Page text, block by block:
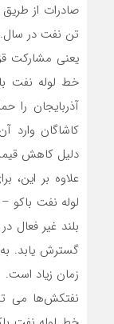
تن نفت در سال.
یعنی مشارکت
خط لوله نفت
آذربایجان را
کاشاگان وارد
دلیل کاهش
علاوه بر این،
لوله نفت
بلند غیر فعال
گسترش یابد.
زمان زیاد است.
نفتکش‌ها می